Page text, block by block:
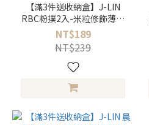
【滿3件送收納盒】J-LIN
RBC粉撲2入-米粒修飾薄款
BG553
NT$189
NT$239